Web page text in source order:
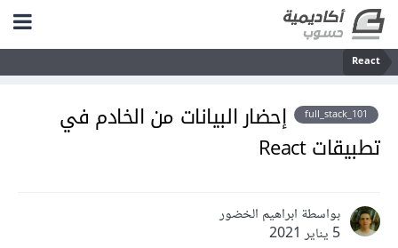
React
full_stack_101
إحضار البيانات من الخادم في
تطبيقات React
بواسطة ابراهيم الخضور
5 يناير 2021